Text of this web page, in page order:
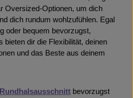
Oversized-Optionen, um dich
dich rundum wohlzufühlen. Egal
oder bequem bevorzugst,
bieten dir die Flexibilität, deinen
und das Beste aus deinem
Rundhalsausschnitt bevorzugst